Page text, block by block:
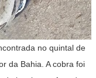
no quintal de
da Bahia. A cobra foi